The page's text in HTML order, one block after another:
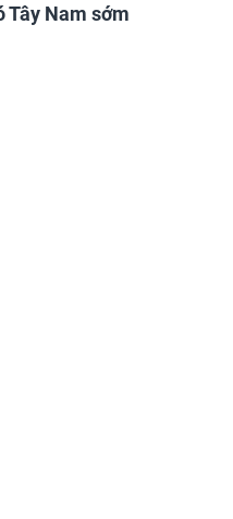
Tây Nam sớm